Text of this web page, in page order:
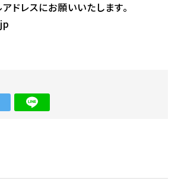
ドレスにお願いいたします。